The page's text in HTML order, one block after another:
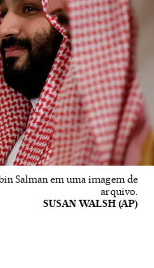
Salman em uma imagem de
arquivo.
SUSAN WALSH (AP)